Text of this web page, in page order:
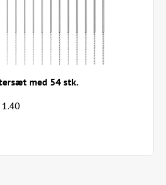
med 54 stk.